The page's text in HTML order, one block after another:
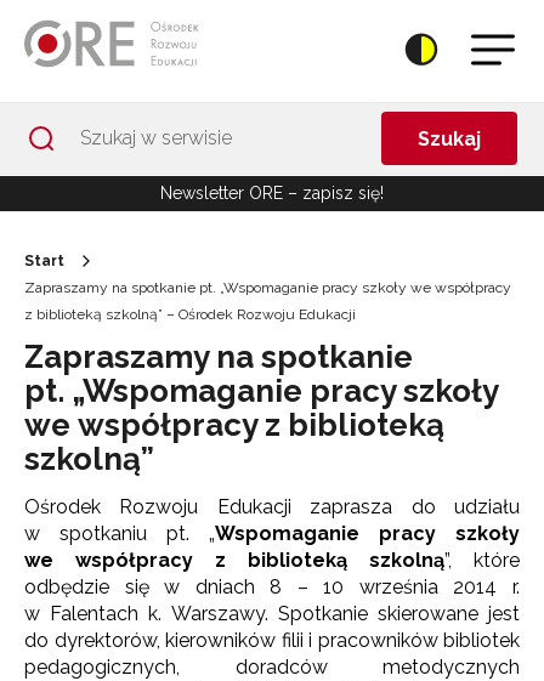
Szukaj
Newsletter ORE – zapisz się!
Start
Zapraszamy na spotkanie pt. „Wspomaganie pracy szkoły we współpracy
z biblioteką szkolną” – Ośrodek Rozwoju Edukacji
Zapraszamy na spotkanie
pt. „Wspomaganie pracy szkoły
we współpracy z biblioteką
szkolną”
Ośrodek Rozwoju Edukacji zaprasza do udziału
w spotkaniu pt. „Wspomaganie pracy szkoły
we współpracy z biblioteką szkolną”, które
odbędzie się w dniach 8 – 10 września 2014 r.
w Falentach k. Warszawy. Spotkanie skierowane jest
do dyrektorów, kierowników filii i pracowników bibliotek
pedagogicznych, doradców metodycznych